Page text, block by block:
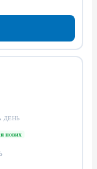
ДЕНЬ
нових